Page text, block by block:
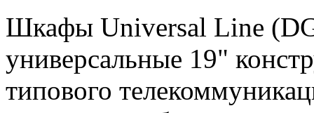
Шкафы Universal Line
универсальные 19"
типового